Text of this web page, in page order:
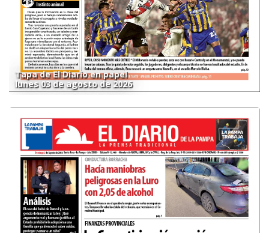
Tapa de El Diario en papel
lunes 03 de agosto de 2026